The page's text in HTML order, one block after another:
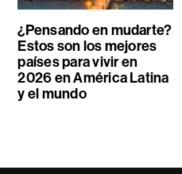
¿Pensando en mudarte?
Estos son los mejores
países para vivir en
2026 en América Latina
y el mundo